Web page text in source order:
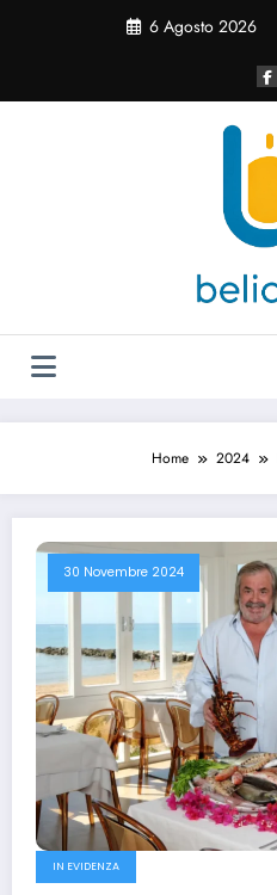
6 Agosto 2026
Home 2024
30 Novembre 2024
IN EVIDENZA